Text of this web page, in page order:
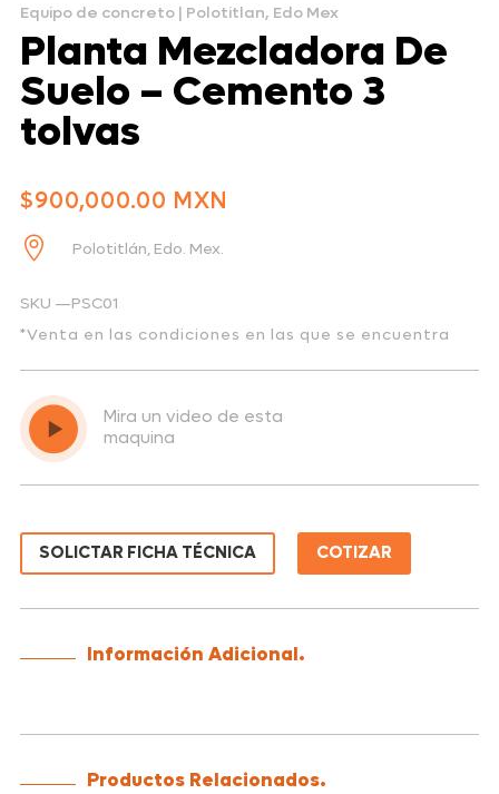
Equipo de concreto| Polotitlan, Edo Mex
Planta Mezcladora De
Suelo – Cemento 3
tolvas
$900,000.00
 Polotitlán, Edo. Mex.
SKU —PSC01
*Venta en las condiciones en las que se encuentra
Mira un video de esta
maquina
SOLICTAR FICHA TÉCNICA COTIZAR
Información Adicional.
Productos Relacionados.